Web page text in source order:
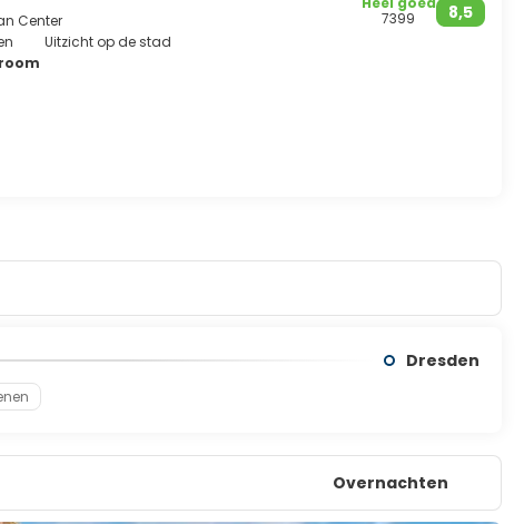
gelegen Malá Strana.
Center 8,5
7399
Uitzicht op de stad
Dresden
Overnachten